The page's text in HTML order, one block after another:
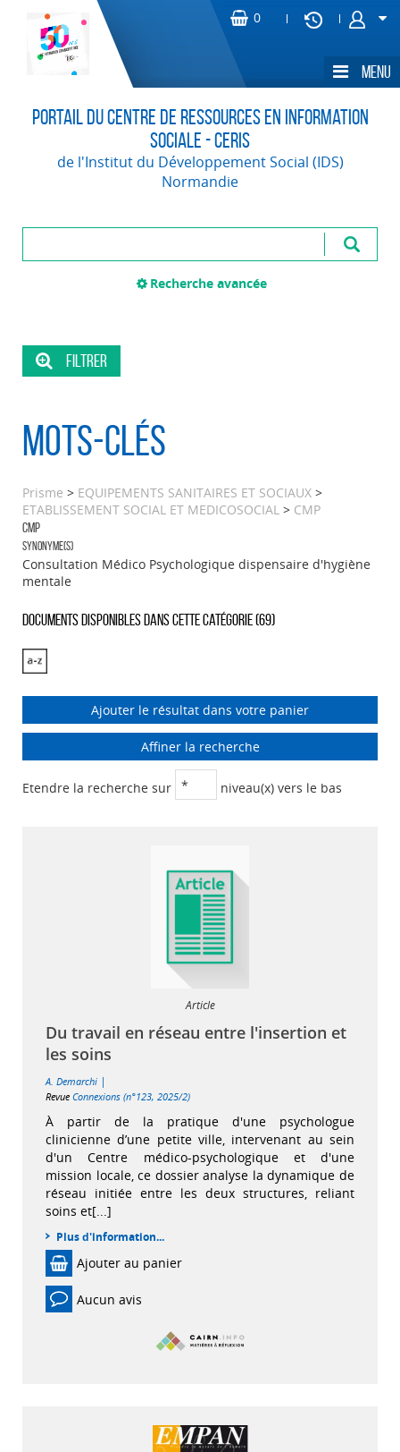
Portail du Centre de Ressources en Information
Sociale - CERIS
de l'Institut du Développement Social (IDS)
Normandie
Recherche avancée
Mots-clés
Prisme > EQUIPEMENTS SANITAIRES ET SOCIAUX >
ETABLISSEMENT SOCIAL ET MEDICOSOCIAL > CMP
CMP
Synonyme(s)
Consultation Médico Psychologique dispensaire d'hygiène
mentale
Documents disponibles dans cette catégorie (69)
Ajouter le résultat dans votre panier
Affiner la recherche
Etendre la recherche sur niveau(x) vers le bas
Article
Du travail en réseau entre l'insertion et
les soins
A. Demarchi |
Revue Connexions (n°123, 2025/2)
À partir de la pratique d'une psychologue
clinicienne d’une petite ville, intervenant au sein
d'un Centre médico-psychologique et d'une
mission locale, ce dossier analyse la dynamique de
réseau initiée entre les deux structures, reliant
soins et[...]
Plus d'information...
Ajouter au panier
Aucun avis